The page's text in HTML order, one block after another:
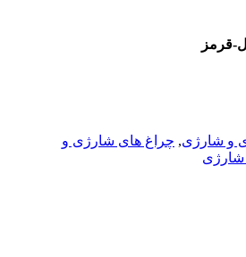
قرمز
و شارژی, چراغ های شارژی و
شارژی